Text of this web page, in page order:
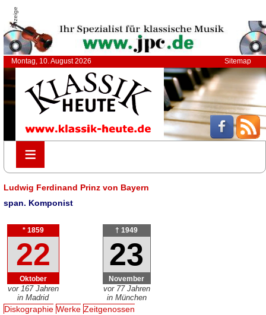
Anzeige
Montag, 10. August 2026 Sitemap
≡
≡
Ludwig Ferdinand Prinz von Bayern
span. Komponist
* 1859
22
Oktober
vor 167 Jahren
in Madrid
† 1949
23
November
vor 77 Jahren
in München
Diskographie Werke Zeitgenossen